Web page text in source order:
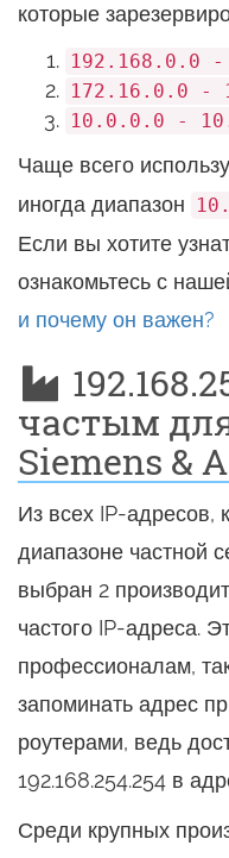
которые
192.168.0.0 -
172.16.0.0 -
10.0.0.0 -
Чаще всего
иногда диапазон
Если вы хотите
ознакомьтесь с
и почему он важен?
частым
Siemens &
Из всех IP-адресов,
диапазоне частной
выбран 2
частого IP-адреса.
профессионалам,
запоминать адрес
роутерами, ведь
192.168.254.254 в
Среди крупных